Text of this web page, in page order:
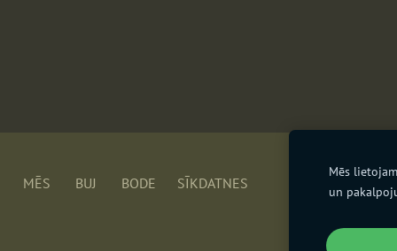
MĒS BUJ BODE SĪKDATNES
Mēs
un